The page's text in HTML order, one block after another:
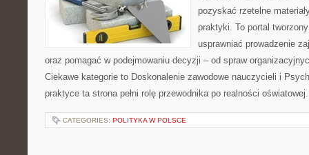
pozyskać rzetelne
praktyki. To portal
usprawniać prowadzenie
oraz pomagać w podejmowaniu decyzji – od spraw
Ciekawe kategorie to Doskonalenie zawodowe nauczycieli i
praktyce ta strona pełni rolę przewodnika po realności
CATEGORIES: POLITYKA W POLSCE